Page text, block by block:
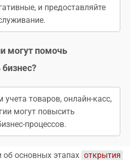
и предоставляйте
могут помочь
учета товаров, онлайн-касс,
могут повысить
процессов.
основных этапах открытия